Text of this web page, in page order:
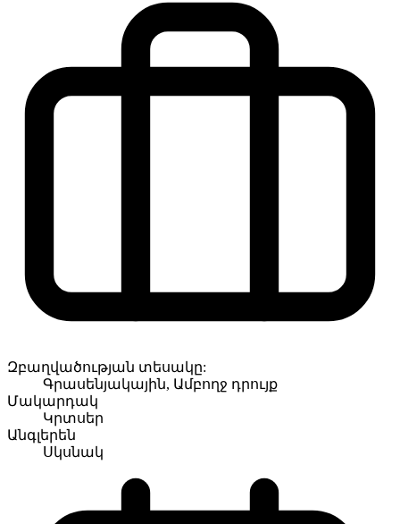
Զբաղվածության տեսակը:
Գրասենյակային, Ամբողջ դրույք
Մակարդակ
Կրտսեր
Անգլերեն
Սկսնակ